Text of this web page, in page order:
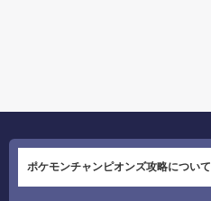
ポケモンチャンピオンズ攻略について